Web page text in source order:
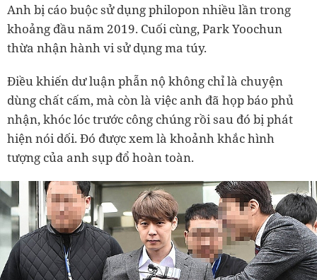
Anh bị cáo buộc sử dụng philopon nhiều lần trong
khoảng đầu năm 2019. Cuối cùng, Park Yoochun
thừa nhận hành vi sử dụng ma túy.
Điều khiến dư luận phẫn nộ không chỉ là chuyện
dùng chất cấm, mà còn là việc anh đã họp báo phủ
nhận, khóc lóc trước công chúng rồi sau đó bị phát
hiện nói dối. Đó được xem là khoảnh khắc hình
tượng của anh sụp đổ hoàn toàn.